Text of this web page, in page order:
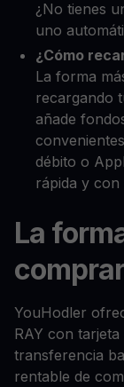
¿No tienes
uno
¿Cómo
La forma
recargando
añade
convenientes
débito o
rápida y con
La
YouHodler
RAY con
transferencia
rentable de